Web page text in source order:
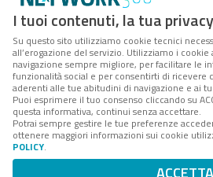
I tuoi contenuti, la tua
Su questo sito utilizziamo cookie tecnici
all’erogazione del servizio. Utilizziamo i
navigazione sempre migliore, per facilitare le
funzionalità social e per consentirti di ricevere
aderenti alle tue abitudini di navigazione e ai
Puoi esprimere il tuo consenso cliccando su
questa informativa, continui senza accettare.
Potrai sempre gestire le tue preferenze
ottenere maggiori informazioni sui cookie
POLICY.
ACCETTA
COPIA